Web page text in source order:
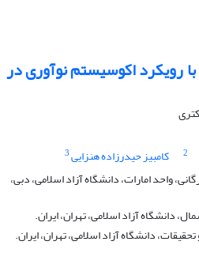
رویکرد اکوسیستم نوآوری در
2 کامبیز حیدرزاده هنزایی3
واحد امارات، دانشگاه آزاد اسلامی، دبی،
دانشگاه آزاد اسلامی، تهران، ایران.
دانشگاه آزاد اسلامی، تهران، ایران.